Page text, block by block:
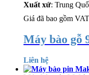
Xuất xứ: Trung
Giá đã bao gồm
Máy bào gỗ
Liên hệ